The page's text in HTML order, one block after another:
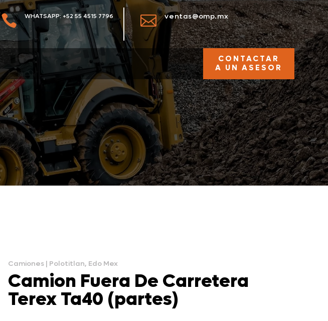
 WHATSAPP: +52 55 4515 7796  ventas@omp.mx
CONTACTAR
A UN ASESOR
Camiones| Polotitlan, Edo Mex
Camion Fuera De Carretera
Terex Ta40 (partes)